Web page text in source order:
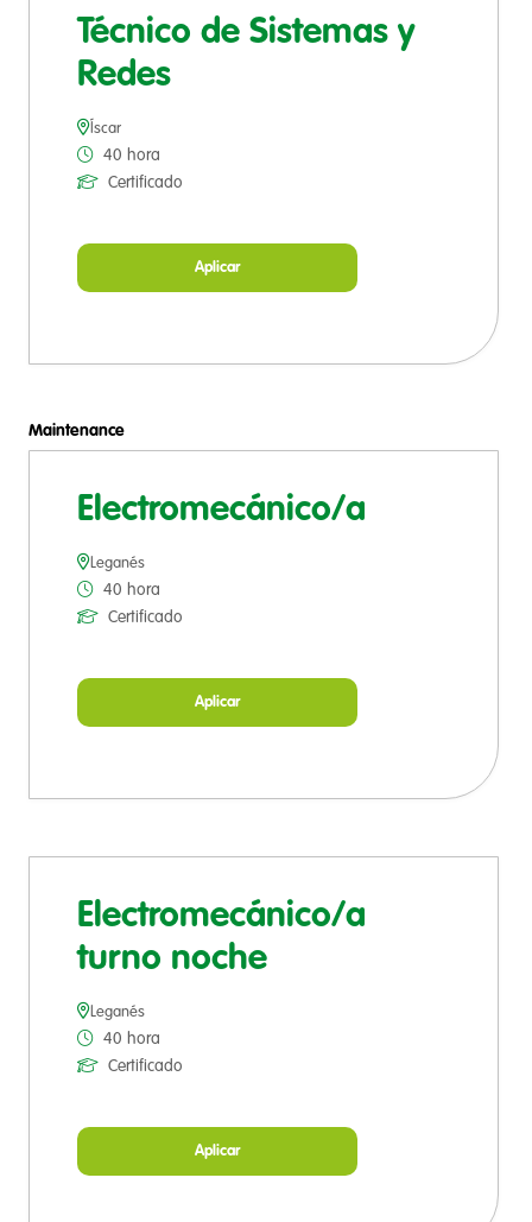
Técnico de Sistemas y
Redes
Íscar
40 hora
Certificado
Aplicar
Maintenance
Electromecánico/a
Leganés
40 hora
Certificado
Aplicar
Electromecánico/a
turno noche
Leganés
40 hora
Certificado
Aplicar